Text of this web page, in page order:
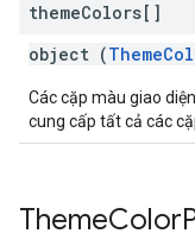
themeColors[]
object (
Các cặp màu giao
cung cấp tất cả các
ThemeColor